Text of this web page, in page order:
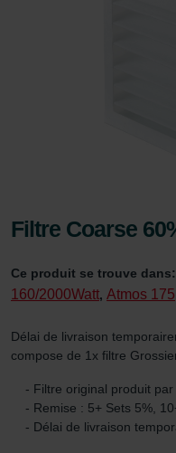
Filtre Coarse
Ce produit se trouve dans:
160/2000Watt, Atmos 175
Délai de livraison
compose de 1x filtre
- Filtre original produit
- Remise : 5+ Sets 5%,
- Délai de livraison